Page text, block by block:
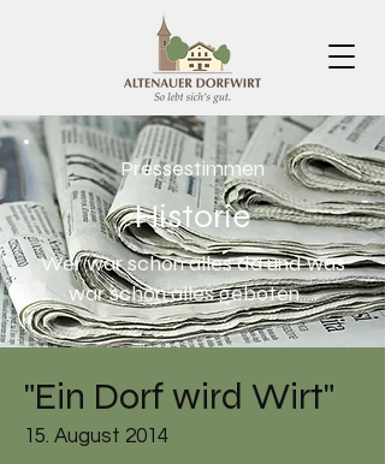
Pressestimmen
Historie
Wer war schon alles da und was
war schon alles geboten.....
"Ein Dorf wird Wirt"
15. August 2014